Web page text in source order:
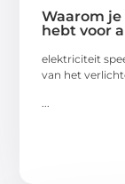
Waarom
hebt voor
elektriciteit
van het
...